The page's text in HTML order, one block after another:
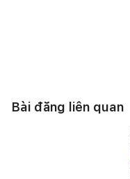
Bài đăng liên quan